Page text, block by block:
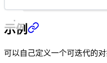
示例
可以自己定义一个可迭代的